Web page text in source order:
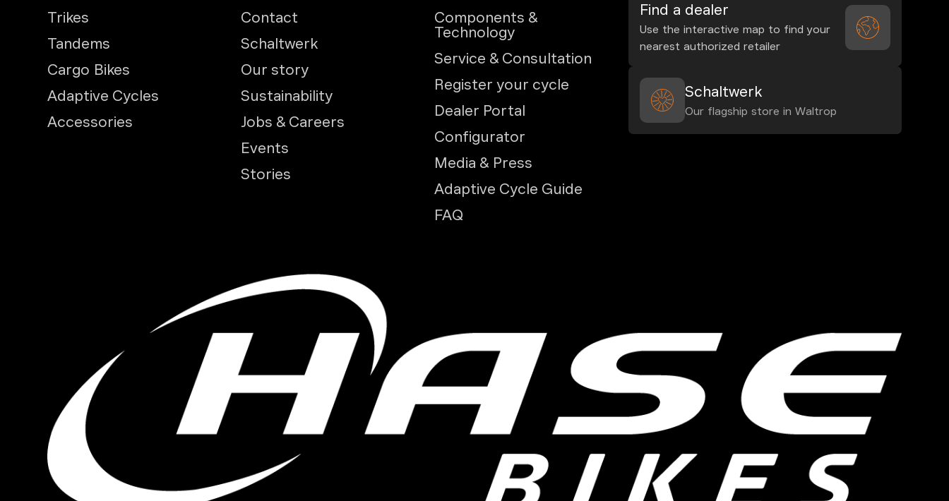
Trikes
Tandems
Cargo Bikes
Adaptive Cycles
Accessories
Contact
Schaltwerk
Our story
Sustainability
Jobs & Careers
Events
Stories
Components &
Technology
Service & Consultation
Register your cycle
Dealer Portal
Configurator
Media & Press
Adaptive Cycle Guide
FAQ
Find a dealer
Use the interactive map to find your
nearest authorized retailer
Schaltwerk
Our flagship store in Waltrop